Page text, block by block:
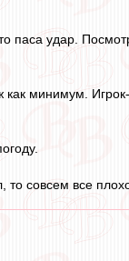
паса удар.
как минимум.
то совсем все